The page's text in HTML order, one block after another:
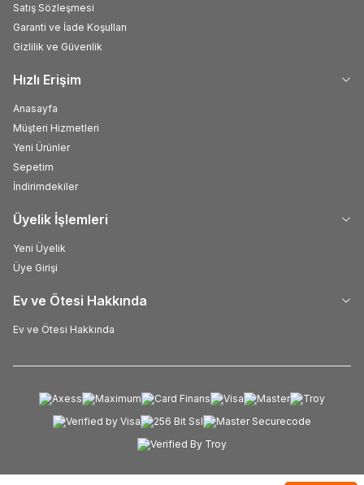
Satış Sözleşmesi
Garanti ve İade Koşulları
Gizlilik ve Güvenlik
Hızlı Erişim
Anasayfa
Müşteri Hizmetleri
Yeni Ürünler
Sepetim
İndirimdekiler
Üyelik İşlemleri
Yeni Üyelik
Üye Girişi
Ev ve Ötesi Hakkında
Ev ve Ötesi Hakkında